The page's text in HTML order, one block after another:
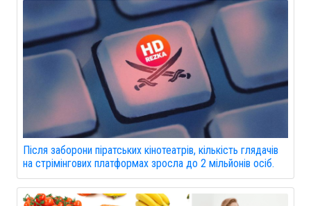
Після заборони піратських кінотеатрів, кількість глядачів
на стрімінгових платформах зросла до 2 мільйонів осіб.